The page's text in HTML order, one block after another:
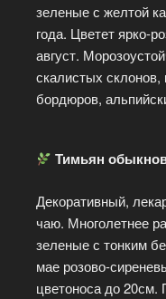
зеленые с желтой
года. Цветет ярко-
август.
скалистых
бордюров,
Тимьян
Декоративный,
чаю. Многолетнее
зеленые с тонким
мае розово-
цветоноса до 20см.